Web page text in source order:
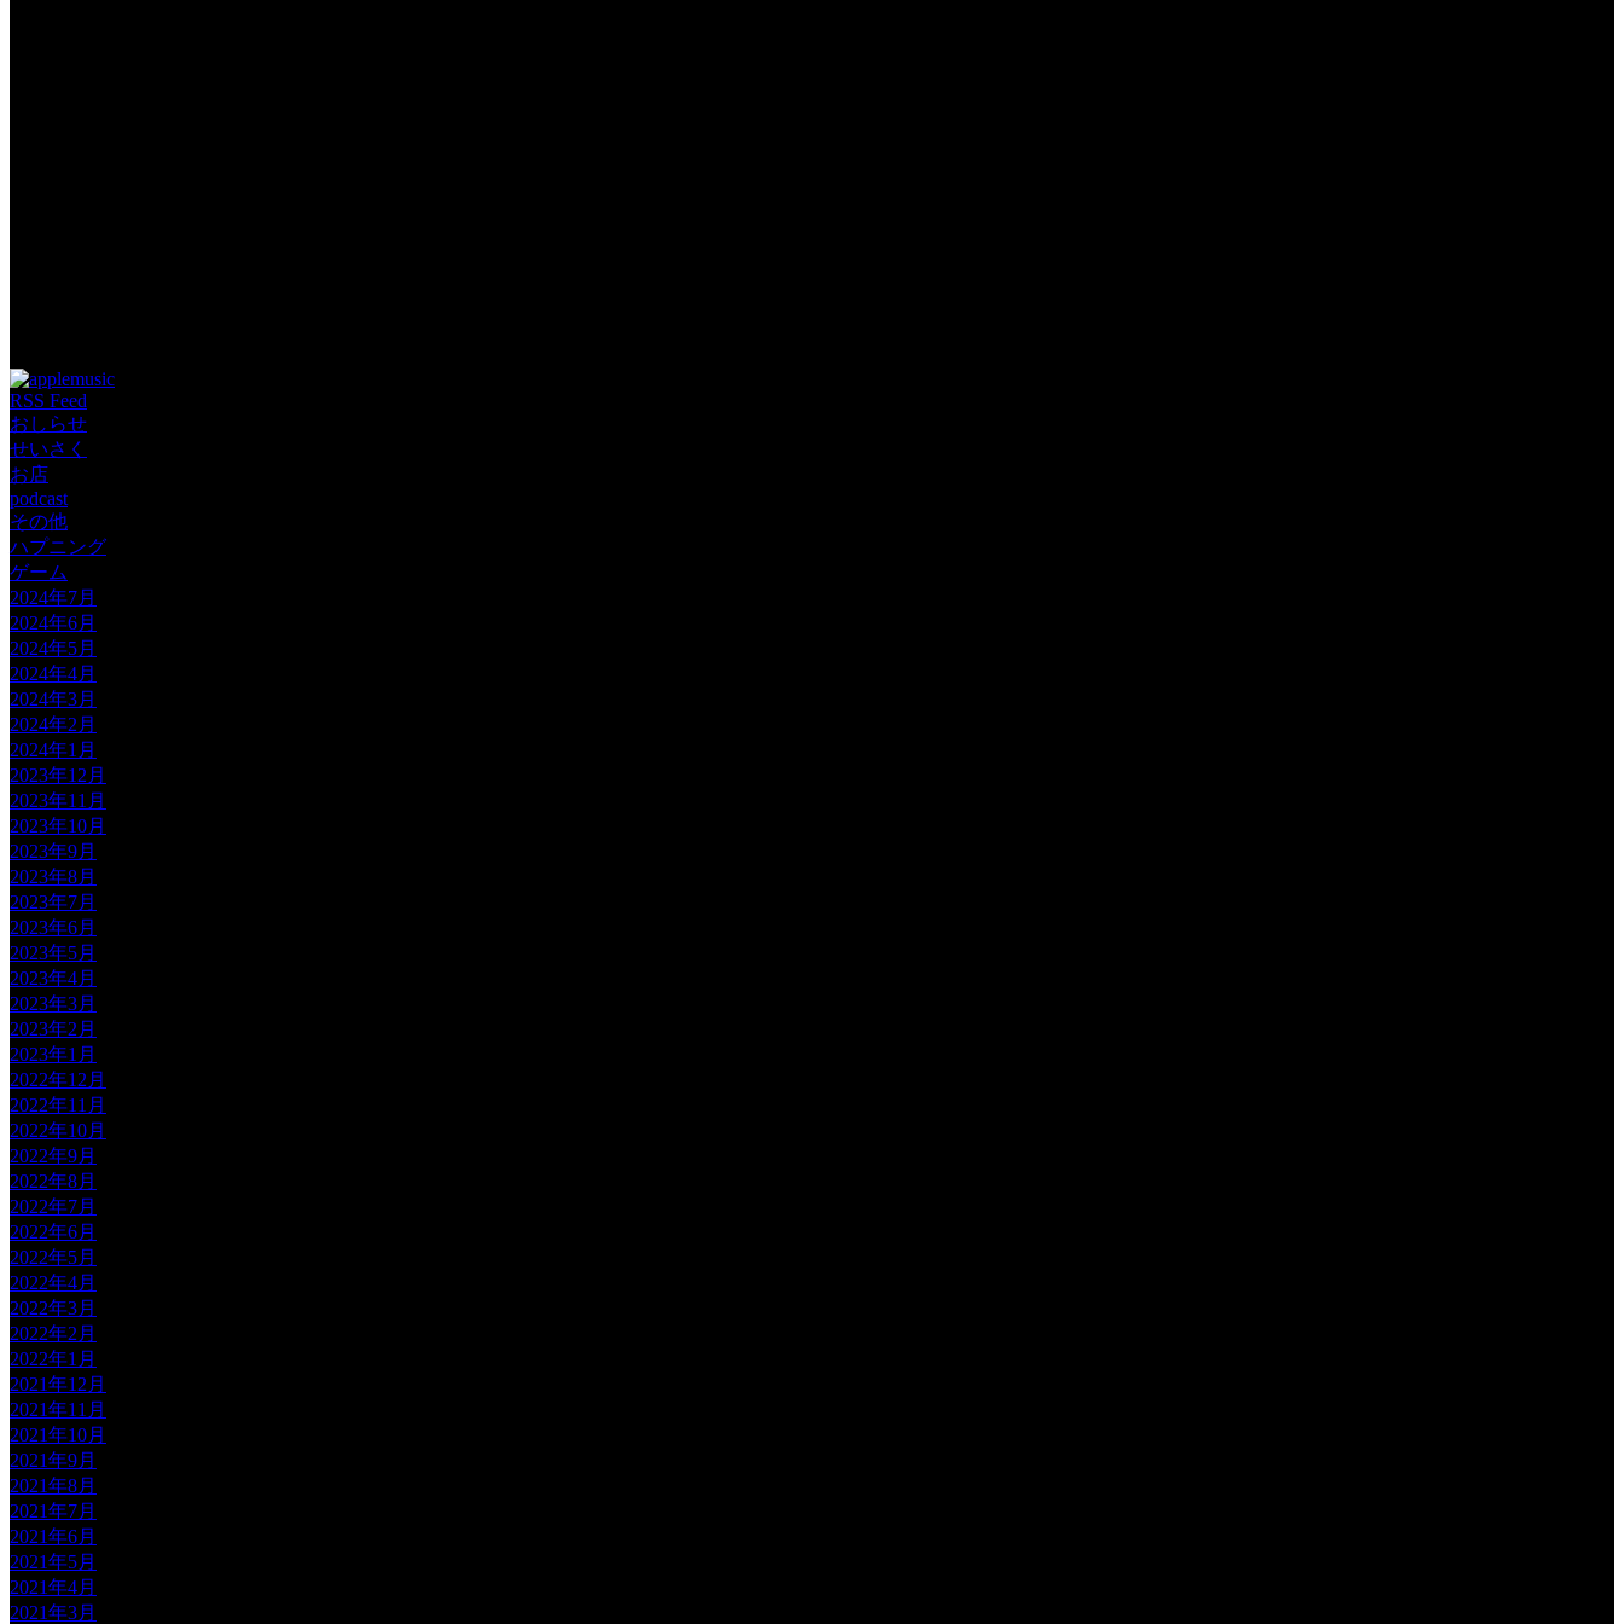
RSS Feed
おしらせ
せいさく
お店
podcast
その他
ハプニング
ゲーム
2024年7月
2024年6月
2024年5月
2024年4月
2024年3月
2024年2月
2024年1月
2023年12月
2023年11月
2023年10月
2023年9月
2023年8月
2023年7月
2023年6月
2023年5月
2023年4月
2023年3月
2023年2月
2023年1月
2022年12月
2022年11月
2022年10月
2022年9月
2022年8月
2022年7月
2022年6月
2022年5月
2022年4月
2022年3月
2022年2月
2022年1月
2021年12月
2021年11月
2021年10月
2021年9月
2021年8月
2021年7月
2021年6月
2021年5月
2021年4月
2021年3月